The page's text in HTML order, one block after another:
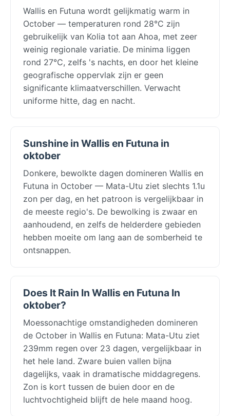
Wallis en Futuna wordt gelijkmatig warm in
October — temperaturen rond 28°C zijn
gebruikelijk van Kolia tot aan Ahoa, met zeer
weinig regionale variatie. De minima liggen
rond 27°C, zelfs 's nachts, en door het kleine
geografische oppervlak zijn er geen
significante klimaatverschillen. Verwacht
uniforme hitte, dag en nacht.
Sunshine in Wallis en Futuna in
oktober
Donkere, bewolkte dagen domineren Wallis en
Futuna in October — Mata-Utu ziet slechts 1.1u
zon per dag, en het patroon is vergelijkbaar in
de meeste regio's. De bewolking is zwaar en
aanhoudend, en zelfs de helderdere gebieden
hebben moeite om lang aan de somberheid te
ontsnappen.
Does It Rain In Wallis en Futuna In
oktober?
Moessonachtige omstandigheden domineren
de October in Wallis en Futuna: Mata-Utu ziet
239mm regen over 23 dagen, vergelijkbaar in
het hele land. Zware buien vallen bijna
dagelijks, vaak in dramatische middagregens.
Zon is kort tussen de buien door en de
luchtvochtigheid blijft de hele maand hoog.